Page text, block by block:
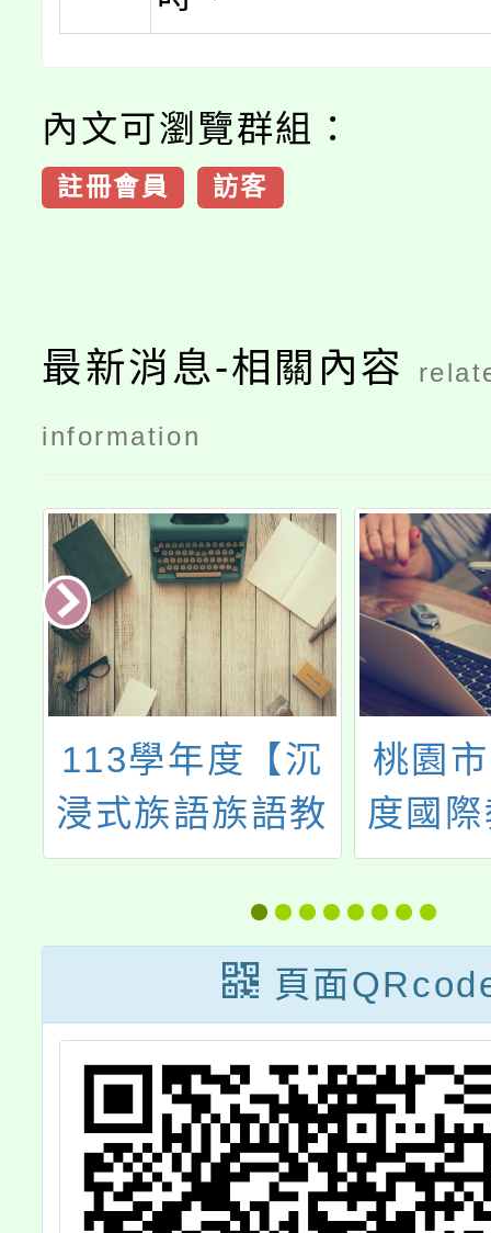
內文可瀏覽群組：
註冊會員 訪客
最新消息-相關內容
information
113學年度【沉
浸式族語族語教
學專業培訓課
桃園
度國
社群
頁面